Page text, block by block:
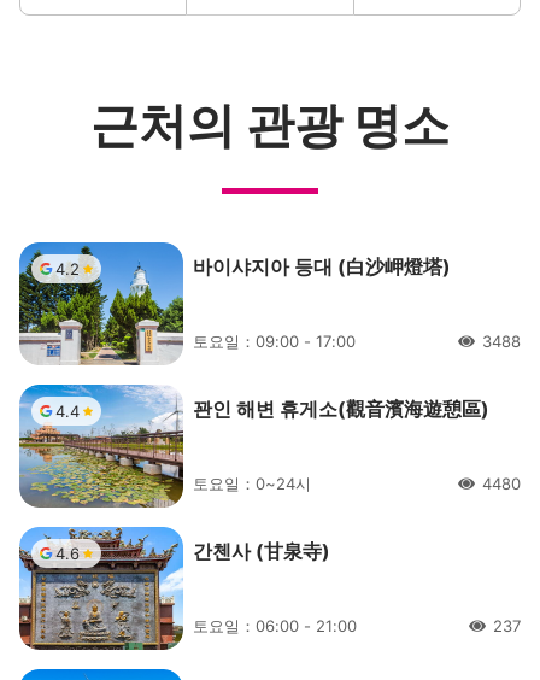
근처의 관광 명소
4.2 바이샤지아 등대 (白沙岬燈塔)
토요일：09:00 - 17:00 人氣3488
4.4 꽌인 해변 휴게소(觀音濱海遊憩區)
토요일：0~24시 人氣4480
4.6 간첸사 (甘泉寺)
토요일：06:00 - 21:00 人氣237